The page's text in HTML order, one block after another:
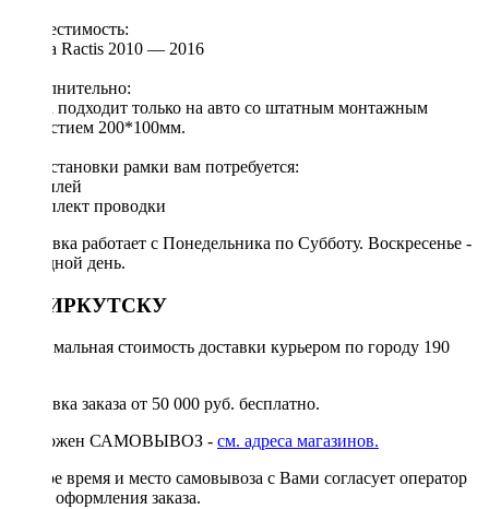
Совместимость:
Toyota Ractis 2010 — 2016
Дополнительно:
Рамка подходит только на авто со штатным монтажным
отверстием 200*100мм.
Для установки рамки вам потребуется:
◦ дисплей
◦ комплект проводки
Доставка работает с Понедельника по Субботу. Воскресенье -
выходной день.
ПО ИРКУТСКУ
Минимальная стоимость доставки курьером по городу 190
Доставка заказа от 50 000 руб. бесплатно.
Возможен САМОВЫВОЗ - см. адреса магазинов.
Точное время и место самовывоза с Вами согласует оператор
после оформления заказа.